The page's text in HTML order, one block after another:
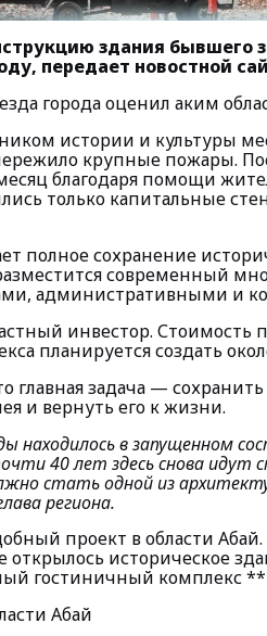
здания бывшего
передает новостной
города оценил аким
истории и культуры
крупные пожары.
благодаря помощи
только капитальные
полное сохранение
современный
административными и
инвестор. Стоимость
планируется создать
главная задача —
и вернуть его к жизни.
находилось в запущенном
40 лет здесь снова
стать одной из
региона.
проект в области
открылось историческое
гостиничный комплекс
Абай